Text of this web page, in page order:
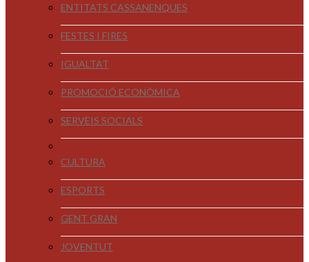
ENTITATS CASSANENQUES
FESTES I FIRES
IGUALTAT
PROMOCIÓ ECONÒMICA
SERVEIS SOCIALS
CULTURA
ESPORTS
GENT GRAN
JOVENTUT